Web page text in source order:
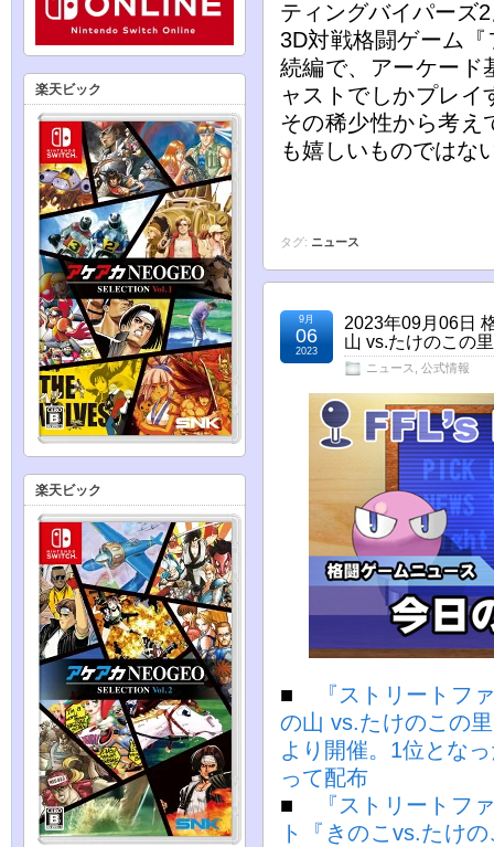
ティングバイパーズ
3D対戦格闘ゲーム
続編で、アーケード
ャストでしかプレ
その稀少性から考え
も嬉しいものではな
タグ: ニュース
2023年09月06日
山 vs.たけのこの
ニュース 公式情報
9月
06
2023
■
『ストリートフ
の山 vs.たけのこの
より開催。1位とな
って配布
■
『ストリートフ
ト『きのこvs.たけ
楽天ビック
楽天ビック